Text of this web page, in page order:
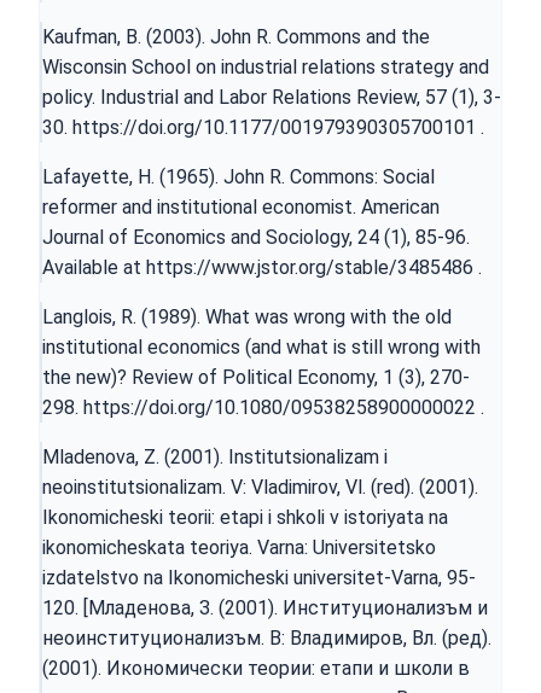
Kaufman, B. (2003). John R. Commons and the
Wisconsin School on industrial relations strategy and
policy. Industrial and Labor Relations Review, 57 (1), 3-
30. https://doi.org/10.1177/001979390305700101 .
Lafayette, H. (1965). John R. Commons: Social
reformer and institutional economist. American
Journal of Economics and Sociology, 24 (1), 85-96.
Available at https://www.jstor.org/stable/3485486 .
Langlois, R. (1989). What was wrong with the old
institutional economics (and what is still wrong with
the new)? Review of Political Economy, 1 (3), 270-
298. https://doi.org/10.1080/09538258900000022 .
Mladenova, Z. (2001). Institutsionalizam i
neoinstitutsionalizam. V: Vladimirov, Vl. (red). (2001).
Ikonomicheski teorii: etapi i shkoli v istoriyata na
ikonomicheskata teoriya. Varna: Universitetsko
izdatelstvo na Ikonomicheski universitet-Varna, 95-
120. [Младенова, З. (2001). Институционализъм и
неоинституционализъм. В: Владимиров, Вл. (ред).
(2001). Икономически теории: етапи и школи в